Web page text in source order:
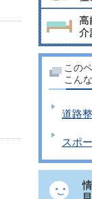
この
こん
道路
スポ